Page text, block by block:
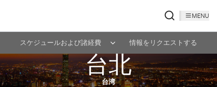
MENU
スケジュールおよび諸経費 情報をリクエストする
台北
台湾